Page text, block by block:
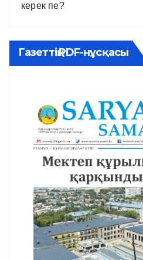
керек пе?
Газеттің PDF-нұсқасы